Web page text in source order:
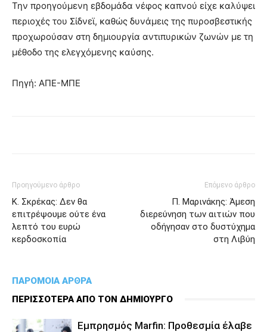
Την προηγούμενη εβδομάδα νέφος καπνού είχε καλύψει
περιοχές του Σίδνεϊ, καθώς δυνάμεις της πυροσβεστικής
προχωρούσαν στη δημιουργία αντιπυρικών ζωνών με τη
μέθοδο της ελεγχόμενης καύσης.
Πηγή: ΑΠΕ-ΜΠΕ
Προηγούμενο άρθρο
Κ. Σκρέκας: Δεν θα
επιτρέψουμε ούτε ένα
λεπτό του ευρώ
κερδοσκοπία
Επόμενο άρθρο
Π. Μαρινάκης: Άμεση
διερεύνηση των αιτιών που
οδήγησαν στο δυστύχημα
στη Λιβύη
ΠΑΡΟΜΟΙΑ ΑΡΘΡΑ
ΠΕΡΙΣΣΟΤΕΡΑ ΑΠΟ ΤΟΝ ΔΗΜΙΟΥΡΓΟ
Εμπρησμός Marfin: Προθεσμία έλαβε